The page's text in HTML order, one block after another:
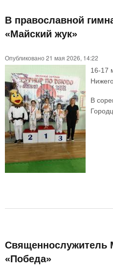
В православной
«Майский жук»
Опубликовано 21 мая 2026, 14:22
16-17
В
Священнослужитель
«Победа»